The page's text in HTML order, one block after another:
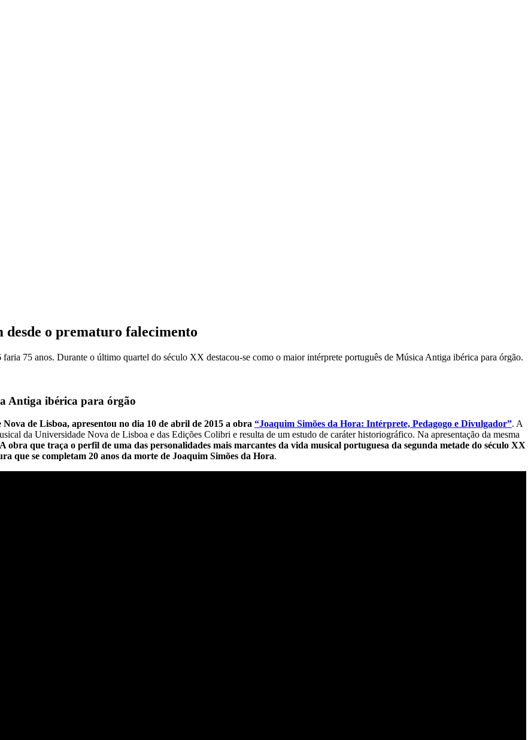
desde o prematuro falecimento
75 anos. Durante o último quartel do século XX destacou-se como o maior intérprete português de Música Antiga ibérica para órgão.
Antiga ibérica para órgão
de Lisboa, apresentou no dia 10 de abril de 2015 a obra “Joaquim Simões da Hora: Intérprete, Pedagogo e Divulgador”. A
da Universidade Nova de Lisboa e das Edições Colibri e resulta de um estudo de caráter historiográfico. Na apresentação da mesma
A obra que traça o perfil de uma das personalidades mais marcantes da vida musical portuguesa da segunda metade do século XX
que se completam 20 anos da morte de Joaquim Simões da Hora.